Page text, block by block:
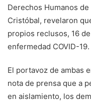
Derechos Humanos
Cristóbal, revelaron
propios reclusos, 16
enfermedad COVID-19.
El portavoz de ambas
nota de prensa que a
en aislamiento, los